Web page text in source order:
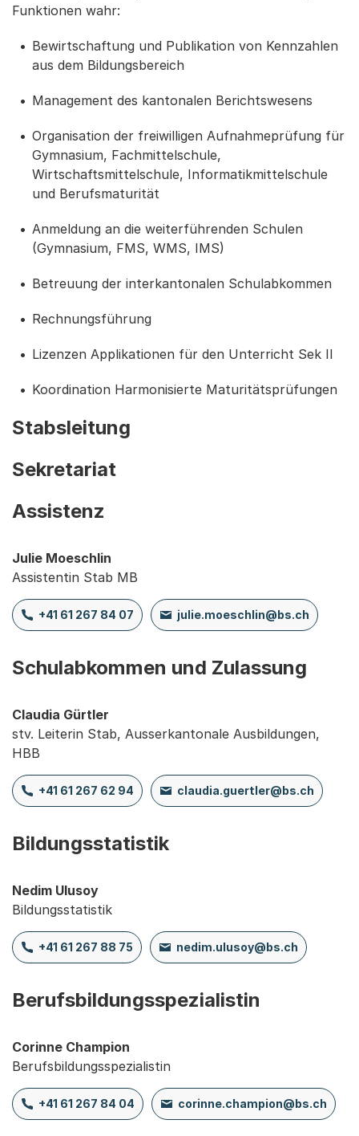
Funktionen wahr:
Bewirtschaftung und Publikation von Kennzahlen
aus dem Bildungsbereich
Management des kantonalen Berichtswesens
Organisation der freiwilligen Aufnahmeprüfung für
Gymnasium, Fachmittelschule,
Wirtschaftsmittelschule, Informatikmittelschule
und Berufsmaturität
Anmeldung an die weiterführenden Schulen
(Gymnasium, FMS, WMS, IMS)
Betreuung der interkantonalen Schulabkommen
Rechnungsführung
Lizenzen Applikationen für den Unterricht Sek II
Koordination Harmonisierte Maturitätsprüfungen
Stabsleitung
Sekretariat
Assistenz
Julie Moeschlin
Assistentin Stab MB
+41 61 267 84 07 julie.moeschlin@bs.ch
Schulabkommen und Zulassung
Claudia Gürtler
stv. Leiterin Stab, Ausserkantonale Ausbildungen,
HBB
+41 61 267 62 94 claudia.guertler@bs.ch
Bildungsstatistik
Nedim Ulusoy
Bildungsstatistik
+41 61 267 88 75 nedim.ulusoy@bs.ch
Berufsbildungsspezialistin
Corinne Champion
Berufsbildungsspezialistin
+41 61 267 84 04 corinne.champion@bs.ch